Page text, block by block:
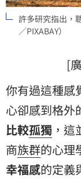
許多研究指出，
／PIXABAY）
[
你有過這種感
心卻感到格外
比較孤獨 ，
商族群的心理
幸福感的定義